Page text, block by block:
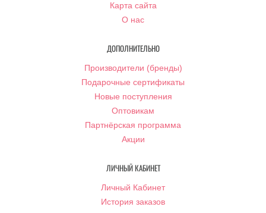
Карта сайта
О нас
ДОПОЛНИТЕЛЬНО
Производители (бренды)
Подарочные сертификаты
Новые поступления
Оптовикам
Партнёрская программа
Акции
ЛИЧНЫЙ КАБИНЕТ
Личный Кабинет
История заказов